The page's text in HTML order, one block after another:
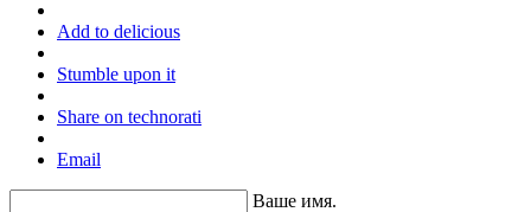
Add to delicious
Stumble upon it
Share on technorati
Email
Ваше имя.